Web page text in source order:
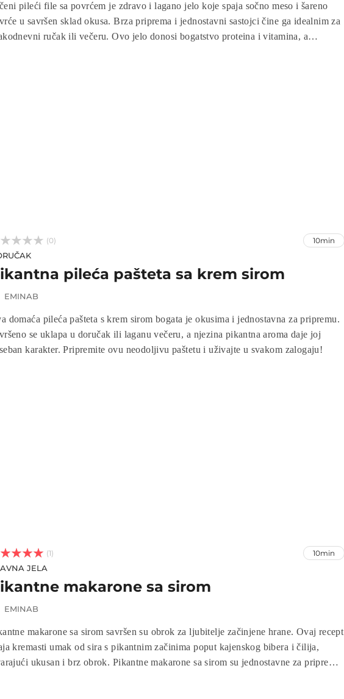
pileći file sa povrćem je zdravo i lagano jelo koje spaja sočno meso i šareno
u savršen sklad okusa. Brza priprema i jednostavni sastojci čine ga idealnim za
ručak ili večeru. Ovo jelo donosi bogatstvo proteina i vitamina, a
(0) 10min
pileća pašteta sa krem sirom
EMINAB
domaća pileća pašteta s krem sirom bogata je okusima i jednostavna za pripremu.
se uklapa u doručak ili laganu večeru, a njezina pikantna aroma daje joj
karakter. Pripremite ovu neodoljivu paštetu i uživajte u svakom zalogaju!
(1) 10min
JELA
makarone sa sirom
EMINAB
makarone sa sirom savršen su obrok za ljubitelje začinjene hrane. Ovaj recept
kremasti umak od sira s pikantnim začinima poput kajenskog bibera i čilija,
ukusan i brz obrok. Pikantne makarone sa sirom su jednostavne za pripremu,